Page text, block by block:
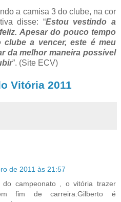
a camisa 3 do clube, na cor
disse: “Estou vestindo a
Apesar do pouco tempo
a vencer, este é meu
da melhor maneira possível
”. (Site ECV)
Vitória 2011
de 2011 às 21:57
do campeonato , o vitória trazer
fim de carreira.Gilberto é